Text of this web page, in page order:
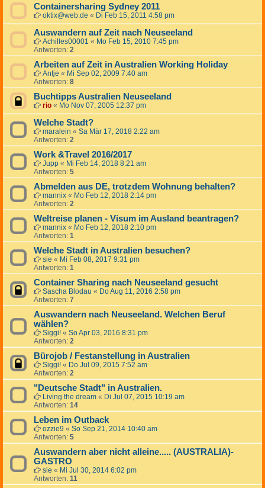
Containersharing Sydney 2011
oktix@web.de « Di Feb 15, 2011 4:58 pm
Auswandern auf Zeit nach Neuseeland
Achilles00001 « Mo Feb 15, 2010 7:45 pm
Antworten: 2
Arbeiten auf Zeit in Australien Working Holiday
Antje « Mi Sep 02, 2009 7:40 am
Antworten: 8
Buchtipps Australien Neuseeland
rio « Mo Nov 07, 2005 12:37 pm
Welche Stadt?
maralein « Sa Mär 17, 2018 2:22 am
Antworten: 2
Work &Travel 2016/2017
Jupp « Mi Feb 14, 2018 8:21 am
Antworten: 5
Abmelden aus DE, trotzdem Wohnung behalten?
mannix « Mo Feb 12, 2018 2:14 pm
Antworten: 2
Weltreise planen - Visum im Ausland beantragen?
mannix « Mo Feb 12, 2018 2:10 pm
Antworten: 1
Welche Stadt in Australien besuchen?
sie « Mi Feb 08, 2017 9:31 pm
Antworten: 1
Container Sharing nach Neuseeland gesucht
Sascha Blodau « Do Aug 11, 2016 2:58 pm
Antworten: 7
Auswandern nach Neuseeland. Welchen Beruf
wählen?
Siggi! « So Apr 03, 2016 8:31 pm
Antworten: 2
Bürojob / Festanstellung in Australien
Siggi! « Do Jul 09, 2015 7:52 am
Antworten: 2
"Deutsche Stadt" in Australien.
Living the dream « Di Jul 07, 2015 10:19 am
Antworten: 14
Leben im Outback
ozzie9 « So Sep 21, 2014 10:40 am
Antworten: 5
Auswandern aber nicht alleine..... (AUSTRALIA)-
GASTRO
sie « Mi Jul 30, 2014 6:02 pm
Antworten: 11